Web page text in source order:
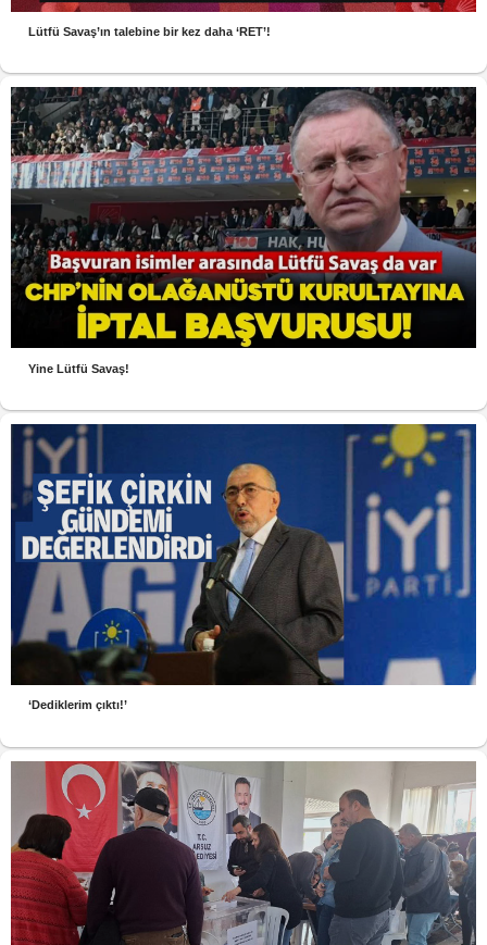
Lütfü Savaş’ın talebine bir kez daha ‘RET’!
Yine Lütfü Savaş!
‘Dediklerim çıktı!’